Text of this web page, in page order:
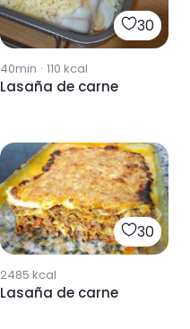
30
40min · 110 kcal
Lasaña de carne
30
2485 kcal
Lasaña de carne